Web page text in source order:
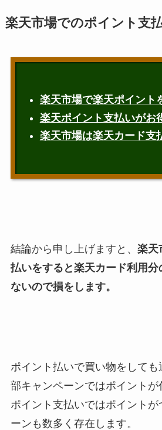
楽天市場でのポイント支
楽天市場で楽天ポイント
楽天ポイント支払いがお
楽天市場は楽天カード支
結論から申し上げますと、 楽天
払いをすると楽天カード利用
ないので損をします。
ポイント払いで買い物をして
部キャンペーンではポイントが
ポイント支払いではポイント
ーンも数多く存在します。